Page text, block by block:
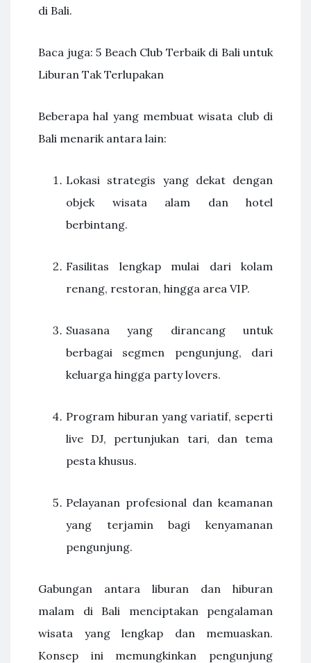
di Bali.
Baca juga: 5 Beach Club Terbaik di Bali untuk
Liburan Tak Terlupakan
Beberapa hal yang membuat wisata club di
Bali menarik antara lain:
Lokasi strategis yang dekat dengan
objek wisata alam dan hotel
berbintang.
Fasilitas lengkap mulai dari kolam
renang, restoran, hingga area VIP.
Suasana yang dirancang untuk
berbagai segmen pengunjung, dari
keluarga hingga party lovers.
Program hiburan yang variatif, seperti
live DJ, pertunjukan tari, dan tema
pesta khusus.
Pelayanan profesional dan keamanan
yang terjamin bagi kenyamanan
pengunjung.
Gabungan antara liburan dan hiburan
malam di Bali menciptakan pengalaman
wisata yang lengkap dan memuaskan.
Konsep ini memungkinkan pengunjung